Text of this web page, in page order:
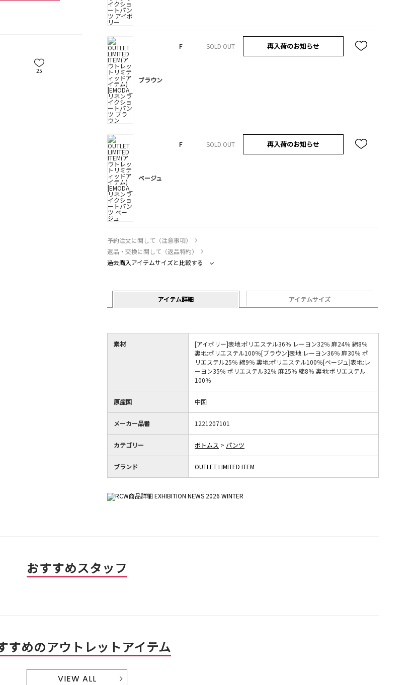
25
ブラウン
F SOLD OUT 再入荷のお知らせ
ベージュ
F SOLD OUT 再入荷のお知らせ
予約注文に関して（注意事項）
返品・交換に関して（返品特約）
過去購入アイテムサイズと比較する
アイテム詳細 アイテムサイズ
素材
[アイボリー]表地:ポリエステル36％ レーヨン32％ 麻24％ 綿8％
裏地:ポリエステル100％[ブラウン]表地:レーヨン36％ 麻30％ ポ
リエステル25％ 綿9％ 裏地:ポリエステル100％[ベージュ]表地:レ
ーヨン35％ ポリエステル32％ 麻25％ 綿8％ 裏地:ポリエステル
100％
原産国 中国
メーカー品番 1221207101
カテゴリー ボトムス > パンツ
ブランド OUTLET LIMITED ITEM
おすすめスタッフ
すめのアウトレットアイテム
VIEW ALL